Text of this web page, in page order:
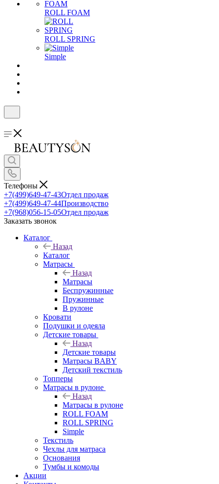
ROLL FOAM
ROLL SPRING
Simple
Телефоны
+7(499)649-47-43Отдел продаж
+7(499)649-47-44Производство
+7(968)056-15-05Отдел продаж
Заказать звонок
Каталог
Назад
Каталог
Матрасы
Назад
Матрасы
Беспружинные
Пружинные
В рулоне
Кровати
Подушки и одеяла
Детские товары
Назад
Детские товары
Матрасы BABY
Детский текстиль
Топперы
Матрасы в рулоне
Назад
Матрасы в рулоне
ROLL FOAM
ROLL SPRING
Simple
Текстиль
Чехлы для матраса
Основания
Тумбы и комоды
Акции